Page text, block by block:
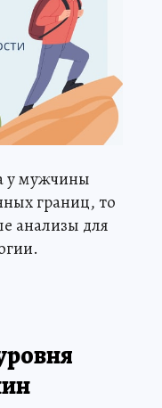
у мужчины
границ, то
анализы для